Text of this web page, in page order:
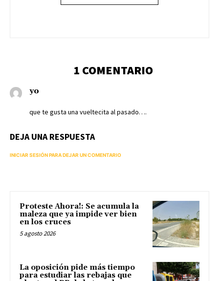
1 COMENTARIO
yo
que te gusta una vueltecita al pasado….
DEJA UNA RESPUESTA
INICIAR SESIÓN PARA DEJAR UN COMENTARIO
Proteste Ahora!: Se acumula la
maleza que ya impide ver bien
en los cruces
5 agosto 2026
La oposición pide más tiempo
para estudiar las rebajas que